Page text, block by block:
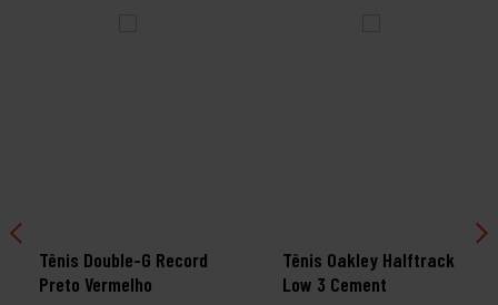
Tênis Double-G Record
Preto Vermelho
Tênis Oakley Halftrack
Low 3 Cement